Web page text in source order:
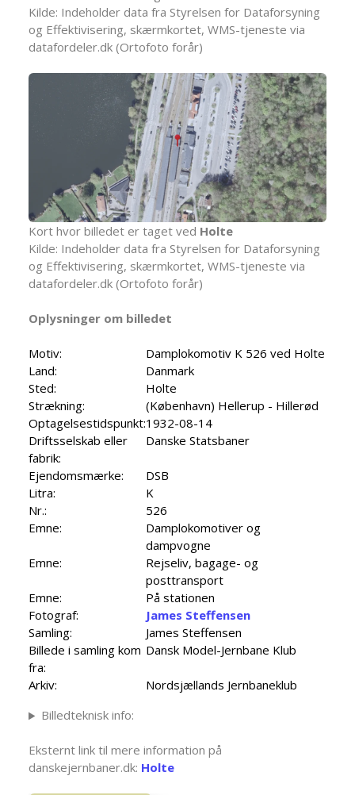
Kilde: Indeholder data fra Styrelsen for Dataforsyning
og Effektivisering, skærmkortet, WMS-tjeneste via
datafordeler.dk (Ortofoto forår)
Kort hvor billedet er taget ved Holte
Kilde: Indeholder data fra Styrelsen for Dataforsyning
og Effektivisering, skærmkortet, WMS-tjeneste via
datafordeler.dk (Ortofoto forår)
Oplysninger om billedet
Motiv:
Damplokomotiv K 526 ved Holte
Land:
Danmark
Sted:
Holte
Strækning:
(København) Hellerup - Hillerød
Optagelsestidspunkt:1932-08-14
Driftsselskab eller
fabrik:
Danske Statsbaner
Ejendomsmærke:
DSB
Litra:
K
Nr.:
526
Emne:
Damplokomotiver og
dampvogne
Emne:
Rejseliv, bagage- og
posttransport
Emne:
På stationen
Fotograf:
James Steffensen
Samling:
James Steffensen
Billede i samling kom
fra:
Dansk Model-Jernbane Klub
Arkiv:
Nordsjællands Jernbaneklub
Billedteknisk info:
Eksternt link til mere information på
danskejernbaner.dk: Holte